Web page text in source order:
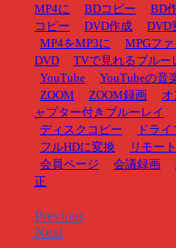
MP4に
BDコピー BD
コピー
DVD作成 DVD
MP4をMP3に
MPGフ
DVD
TVで見れるブルー
YouTube
YouTubeの音
ZOOM
ZOOM録画
ャプター付きブルーレイ
ディスクコピー
ドラ
フルHDに変換
リモート
会員ページ
会議録画
正
Previous
Next